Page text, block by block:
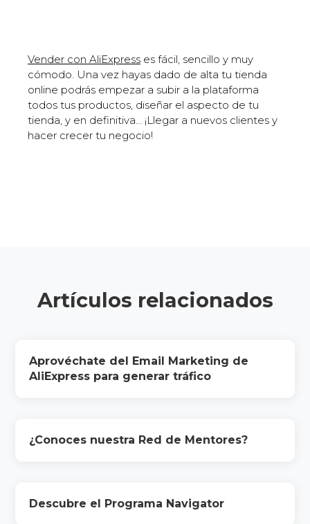
Vender con AliExpress es fácil, sencillo y muy
cómodo. Una vez hayas dado de alta tu tienda
online podrás empezar a subir a la plataforma
todos tus productos, diseñar el aspecto de tu
tienda, y en definitiva… ¡Llegar a nuevos clientes y
hacer crecer tu negocio!
Artículos relacionados
Aprovéchate del Email Marketing de
AliExpress para generar tráfico
¿Conoces nuestra Red de Mentores?
Descubre el Programa Navigator